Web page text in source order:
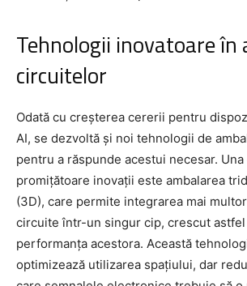
Tehnologii inovatoare în
circuitelor
Odată cu creșterea cererii pentru
AI, se dezvoltă și noi tehnologii de
pentru a răspunde acestui necesar.
promițătoare inovații este ambalarea
(3D), care permite integrarea mai
circuite într-un singur cip, crescut
performanța acestora. Această
optimizează utilizarea spațiului, dar